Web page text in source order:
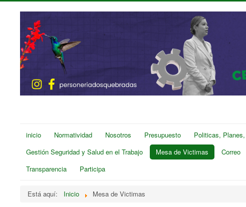
inicio Normatividad Nosotros Presupuesto Politicas,
Gestión Seguridad y Salud en el Trabajo
Mesa de Victimas Correo
Transparencia
Participa
Está aquí: Inicio Mesa de Victimas